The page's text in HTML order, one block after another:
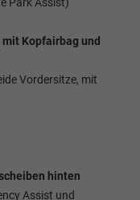
Kopfairbag und
Vordersitze, mit
hinten
Assist und